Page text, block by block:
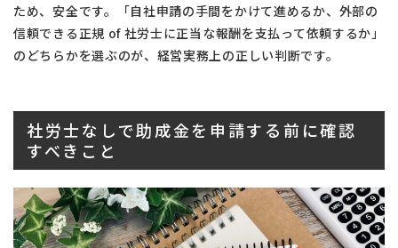
ため、安全です。「自社申請の手間をかけて進めるか、外部の
信頼できる正規 of 社労士に正当な報酬を支払って依頼するか」
のどちらかを選ぶのが、経営実務上の正しい判断です。
社労士なしで助成金を申請する前に確認
すべきこと